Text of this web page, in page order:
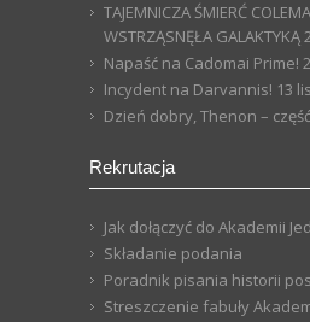
TAJEMNICZA ŚMIERĆ
WSTRZĄSNĘŁA GALAKTYKĄ
Napaść na Cadomai Prime!
Incydent na Darvannis! 13
Dzień dobry, Thenon –
Rekrutacja
Jak dołączyć do Akademii
Składanie podania
Poradnik pisania historii
Streszczenie fabuły